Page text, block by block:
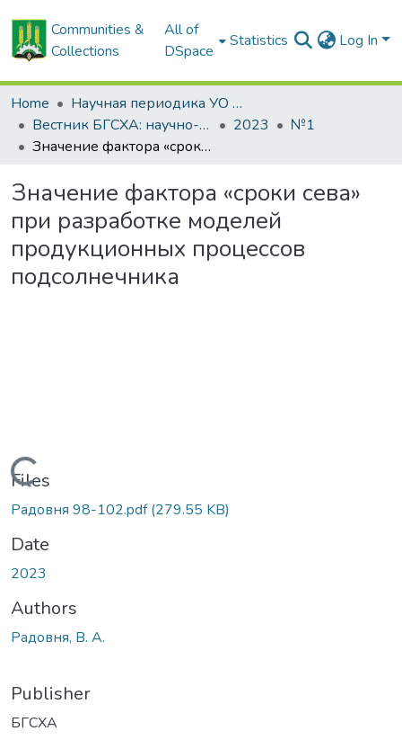
Communities &
Collections
All of
DSpace
Statistics Log In
Home
Научная периодика УО БГСХА
Вестник БГСХА: научно-методический журнал Белорусской государственной сельскохозяйственной академии
2023
№1
Значение фактора «сроки сева» при разработке моделей продукционных процессов подсолнечника
Значение фактора «сроки сева»
при разработке моделей
продукционных процессов
подсолнечника
Loading...
Files
Радовня 98-102.pdf(279.55 KB)
Date
2023
Authors
Радовня, В. А.
Publisher
БГСХА